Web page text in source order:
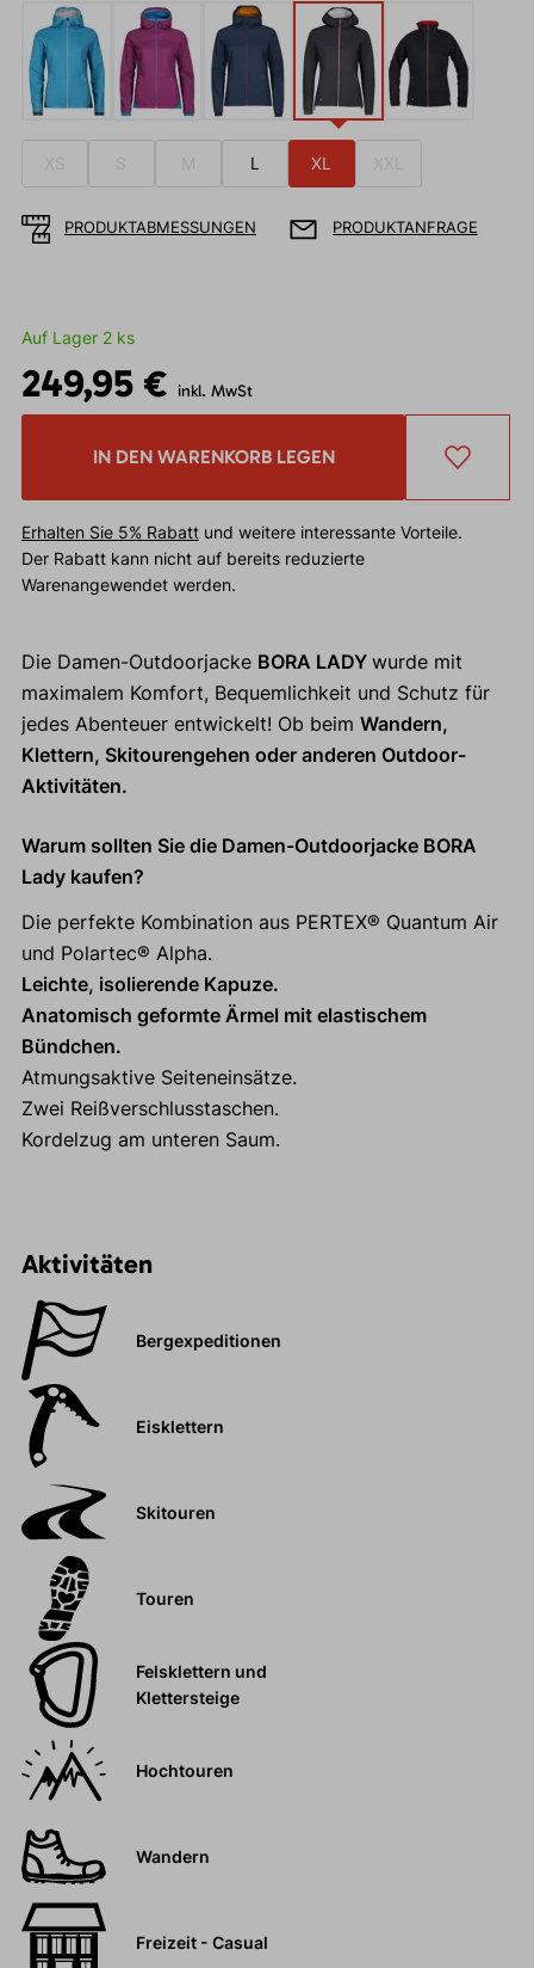
XS S M L XL XXL
PRODUKTABMESSUNGEN PRODUKTANFRAGE
Auf Lager 2 ks
249,95 € inkl. MwSt
IN DEN WARENKORB LEGEN
Erhalten Sie 5% Rabattund weitere interessante Vorteile.
Der Rabatt kann nicht auf bereits reduzierte
Warenangewendet werden.
Die Damen-Outdoorjacke BORA LADY wurde mit
maximalem Komfort, Bequemlichkeit und Schutz für
jedes Abenteuer entwickelt! Ob beim Wandern,
Klettern, Skitourengehen oder anderen Outdoor-
Aktivitäten.
Warum sollten Sie die Damen-Outdoorjacke BORA
Lady kaufen?
Die perfekte Kombination aus PERTEX® Quantum Air
und Polartec® Alpha.
Leichte, isolierende Kapuze.
Anatomisch geformte Ärmel mit elastischem
Bündchen.
Atmungsaktive Seiteneinsätze.
Zwei Reißverschlusstaschen.
Kordelzug am unteren Saum.
Aktivitäten
Bergexpeditionen
Eisklettern
Skitouren
Touren
Felsklettern und
Klettersteige
Hochtouren
Wandern
Freizeit - Casual